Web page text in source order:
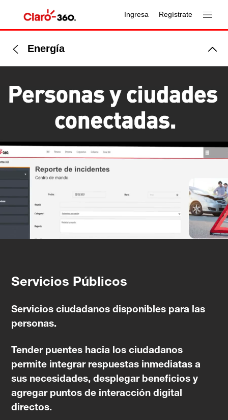
Ingresa Regístrate
Energía
Servicios Públicos
Servicios ciudadanos disponibles para las
personas.
Tender puentes hacia los ciudadanos
permite integrar respuestas inmediatas a
sus necesidades, desplegar beneficios y
agregar puntos de interacción digital
directos.